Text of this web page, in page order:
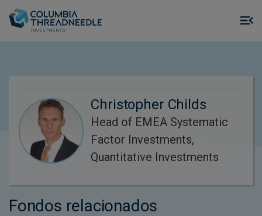
Christopher Childs
Head of EMEA Systematic
Factor Investments,
Quantitative Investments
Fondos relacionados